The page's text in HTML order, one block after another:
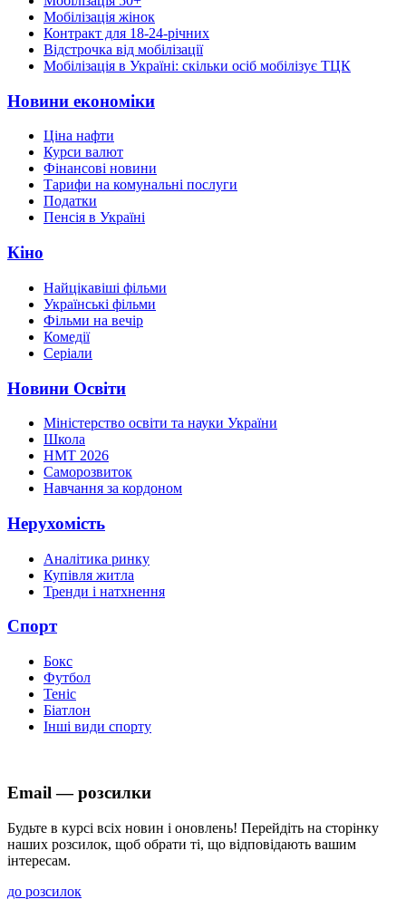
Мобілізація жінок
Контракт для 18-24-річних
Відстрочка від мобілізації
Мобілізація в Україні: скільки осіб мобілізує ТЦК
Новини економіки
Ціна нафти
Курси валют
Фінансові новини
Тарифи на комунальні послуги
Податки
Пенсія в Україні
Кіно
Найцікавіші фільми
Українські фільми
Фільми на вечір
Комедії
Серіали
Новини Освіти
Міністерство освіти та науки України
Школа
НМТ 2026
Саморозвиток
Навчання за кордоном
Нерухомість
Аналітика ринку
Купівля житла
Тренди і натхнення
Спорт
Бокс
Футбол
Теніс
Біатлон
Інші види спорту
Email — розсилки
Будьте в курсі всіх новин і оновлень! Перейдіть на сторінку
наших розсилок, щоб обрати ті, що відповідають вашим
інтересам.
до розсилок